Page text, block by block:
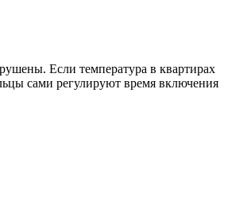
Если температура в квартирах
сами регулируют время включения